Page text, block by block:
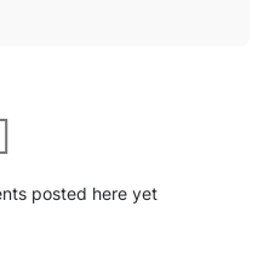
posted here yet